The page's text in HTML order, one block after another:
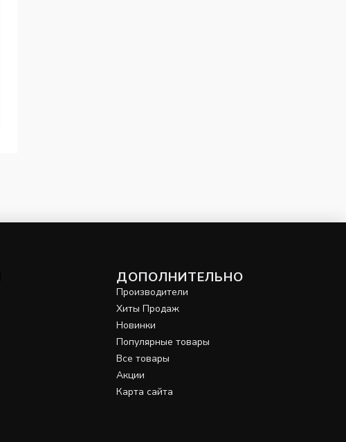
ДОПОЛНИТЕЛЬНО
Производители
Хиты Продаж
Новинки
Популярные товары
Все товары
Акции
Карта сайта